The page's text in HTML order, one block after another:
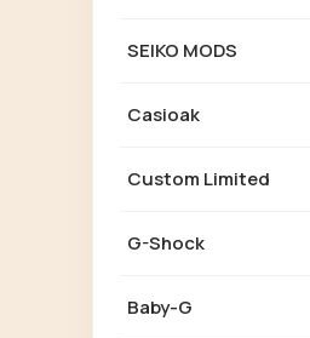
SEIKO MODS
Casioak
Custom Limited
G-Shock
Baby-G